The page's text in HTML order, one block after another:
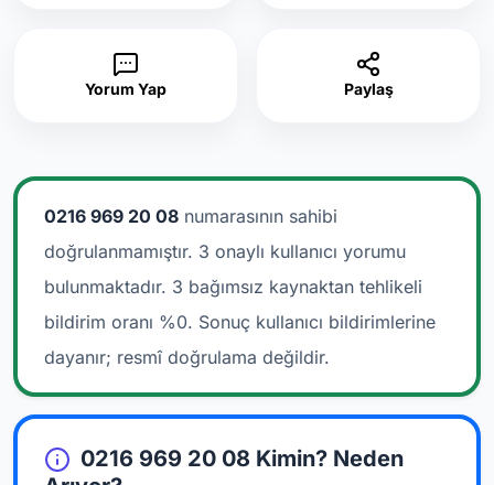
Yorum Yap Paylaş
0216 969 20 08 numarasının sahibi
doğrulanmamıştır. 3 onaylı kullanıcı yorumu
bulunmaktadır. 3 bağımsız kaynaktan tehlikeli
bildirim oranı %0. Sonuç kullanıcı bildirimlerine
dayanır; resmî doğrulama değildir.
0216 969 20 08 Kimin? Neden